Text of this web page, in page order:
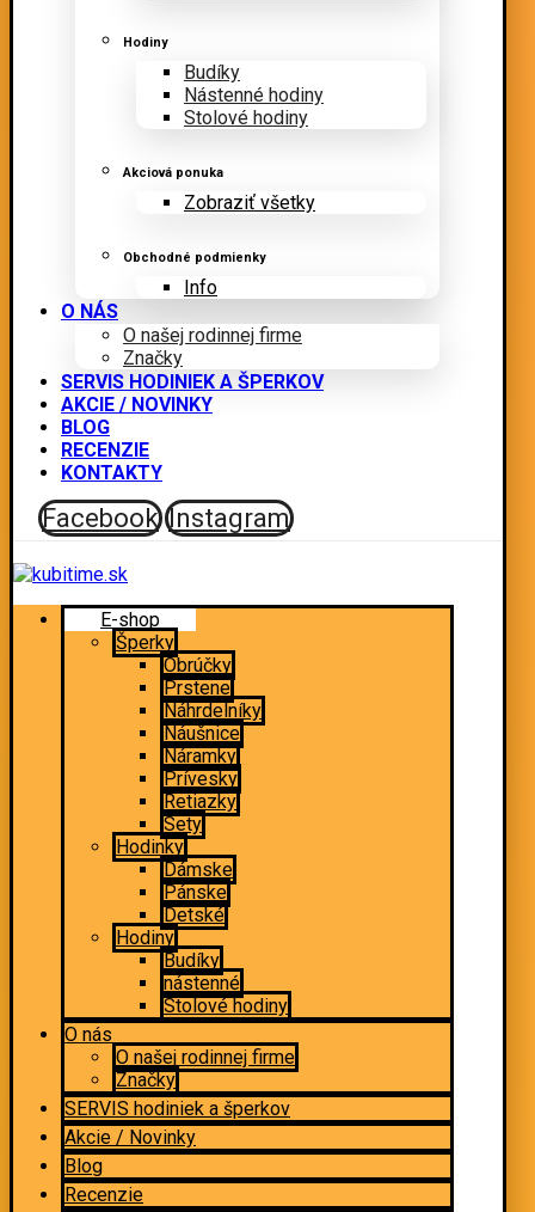
Hodiny
Budíky
Nástenné hodiny
Stolové hodiny
Akciová ponuka
Zobraziť všetky
Obchodné podmienky
Info
O NÁS
O našej rodinnej firme
Značky
SERVIS HODINIEK A ŠPERKOV
AKCIE / NOVINKY
BLOG
RECENZIE
KONTAKTY
Facebook Instagram
E-shop
Šperky
Obrúčky
Prstene
Náhrdelníky
Náušnice
Náramky
Prívesky
Retiazky
Sety
Hodinky
Dámske
Pánske
Detské
Hodiny
Budíky
nástenné
Stolové hodiny
O nás
O našej rodinnej firme
Značky
SERVIS hodiniek a šperkov
Akcie / Novinky
Blog
Recenzie